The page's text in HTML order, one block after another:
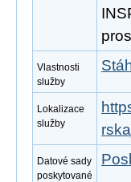
Vlastnosti
služby
Lokalizace
služby
Datové sady
poskytované